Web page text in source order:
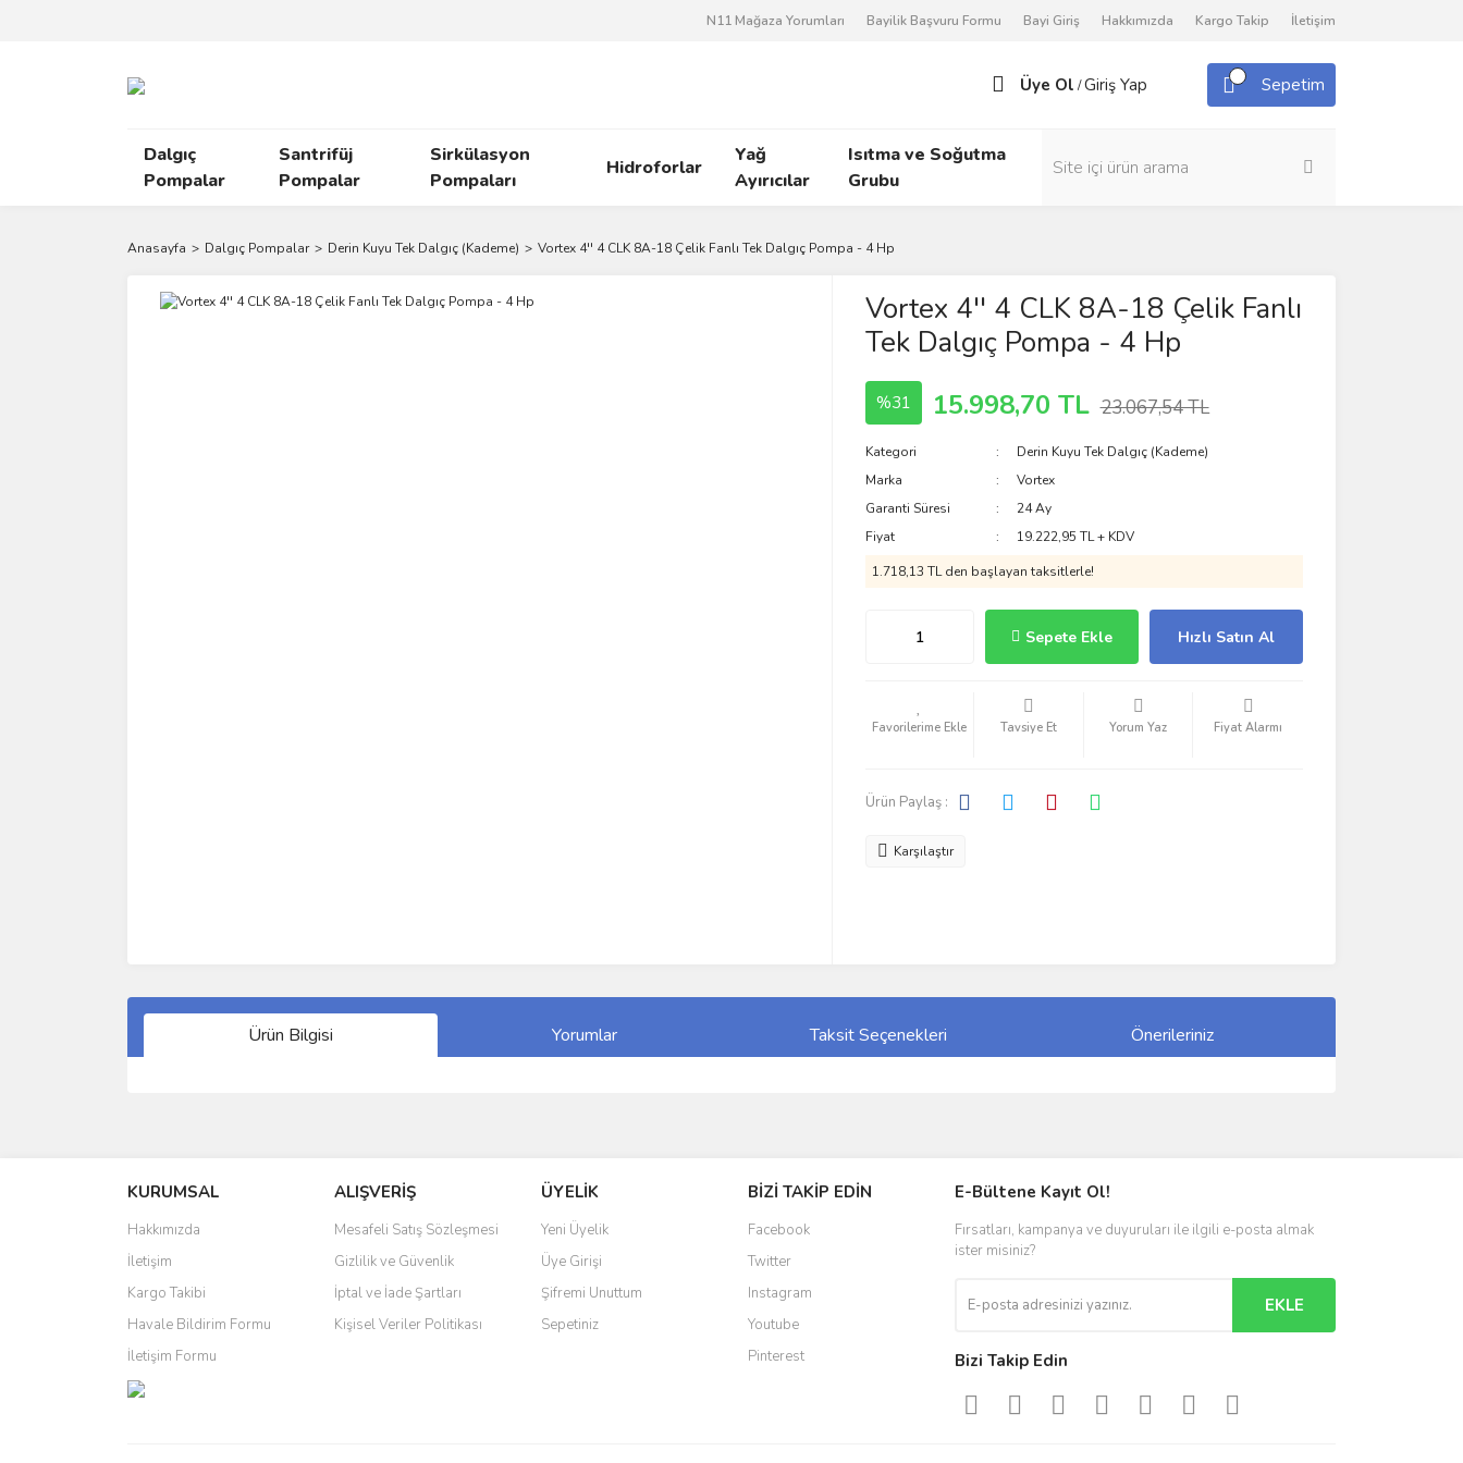
N11 Mağaza Yorumları Bayilik Başvuru Formu Bayi Giriş Hakkımızda Kargo Takip İletişim
Üye Ol /Giriş Yap Sepetim
Dalgıç
Pompalar
Santrifüj
Pompalar
Sirkülasyon
Pompaları
Hidroforlar
Yağ
Ayırıcılar
Isıtma ve Soğutma
Grubu
Anasayfa Dalgıç Pompalar Derin Kuyu Tek Dalgıç (Kademe) Vortex 4'' 4 CLK 8A-18 Çelik Fanlı Tek Dalgıç Pompa - 4 Hp
Vortex 4'' 4 CLK 8A-18 Çelik Fanlı
Tek Dalgıç Pompa - 4 Hp
%31 15.998,70 TL 23.067,54 TL
Kategori
Derin Kuyu Tek Dalgıç (Kademe)
Marka
Vortex
Garanti Süresi
24 Ay
Fiyat
19.222,95 TL + KDV
1.718,13 TL den başlayan taksitlerle!
Sepete Ekle Hızlı Satın Al
Tavsiye Et Yorum Yaz Fiyat Alarmı
Ürün Paylaş :
Karşılaştır
Ürün Bilgisi Yorumlar Taksit Seçenekleri Önerileriniz
Ürün resmi kalitesiz, bozuk veya görüntülenemiyor.
Ürün açıklamasında eksik bilgiler bulunuyor.
Ürün bilgilerinde hatalar bulunuyor.
Ürün fiyatı diğer sitelerden daha pahalı.
Bu ürüne benzer farklı alternatifler olmalı.
KURUMSAL
Hakkımızda
İletişim
Kargo Takibi
Havale Bildirim Formu
İletişim Formu
ALIŞVERİŞ
Mesafeli Satış Sözleşmesi
Gizlilik ve Güvenlik
İptal ve İade Şartları
Kişisel Veriler Politikası
ÜYELİK
Yeni Üyelik
Üye Girişi
Şifremi Unuttum
Sepetiniz
BİZİ TAKİP EDİN
Facebook
Twitter
Instagram
Youtube
Pinterest
E-Bültene Kayıt Ol!
Fırsatları, kampanya ve duyuruları ile ilgili e-posta almak
ister misiniz?
EKLE
Bizi Takip Edin